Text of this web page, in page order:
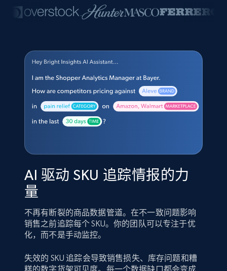
AI 驱动 SKU 追踪情报的力
量
不再有断裂的商品数据管道。在不一致问题影响
销售之前追踪每个 SKU。你的团队可以专注于优
化，而不是手动监控。
失效的 SKU 追踪会导致销售损失、库存问题和糟